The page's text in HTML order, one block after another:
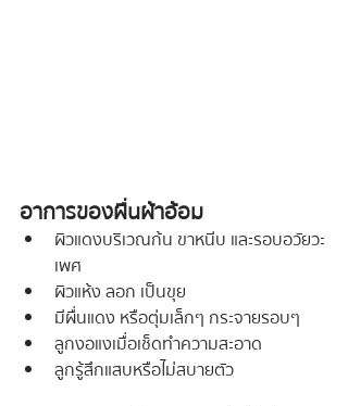
อาการของผื่นผ้าอ้อม
ผิวแดงบริเวณก้น ขาหนีบ และรอบอวัยวะ
เพศ
ผิวแห้ง ลอก เป็นขุย
มีผื่นแดง หรือตุ่มเล็กๆ กระจายรอบๆ
ลูกงอแงเมื่อเช็ดทำความสะอาด
ลูกรู้สึกแสบหรือไม่สบายตัว